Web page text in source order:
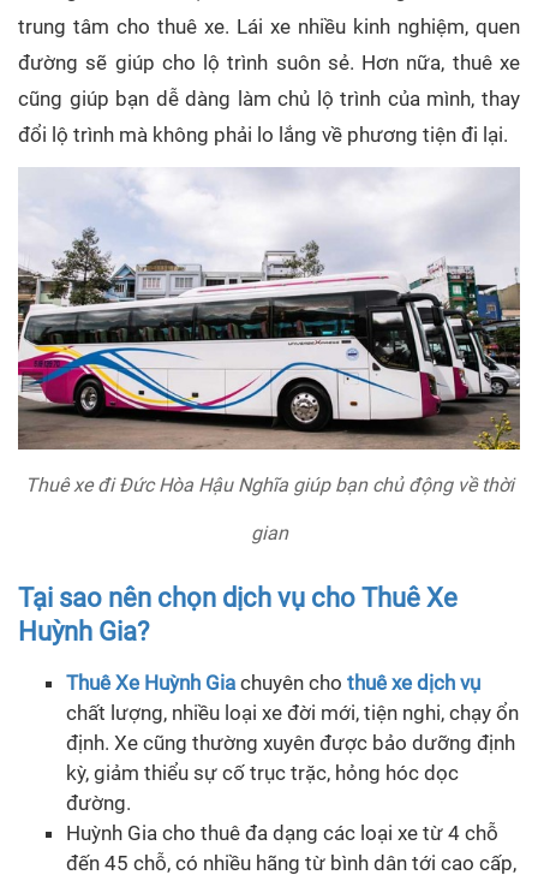
trung tâm cho thuê xe. Lái xe nhiều kinh nghiệm, quen
đường sẽ giúp cho lộ trình suôn sẻ. Hơn nữa, thuê xe
cũng giúp bạn dễ dàng làm chủ lộ trình của mình, thay
đổi lộ trình mà không phải lo lắng về phương tiện đi lại.
Thuê xe đi Đức Hòa Hậu Nghĩa giúp bạn chủ động về thời
gian
Tại sao nên chọn dịch vụ cho Thuê Xe
Huỳnh Gia?
Thuê Xe Huỳnh Gia chuyên cho thuê xe dịch vụ
chất lượng, nhiều loại xe đời mới, tiện nghi, chạy ổn
định. Xe cũng thường xuyên được bảo dưỡng định
kỳ, giảm thiểu sự cố trục trặc, hỏng hóc dọc
đường.
Huỳnh Gia cho thuê đa dạng các loại xe từ 4 chỗ
đến 45 chỗ, có nhiều hãng từ bình dân tới cao cấp,